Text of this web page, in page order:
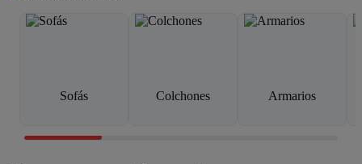
Sofás Colchones Armarios